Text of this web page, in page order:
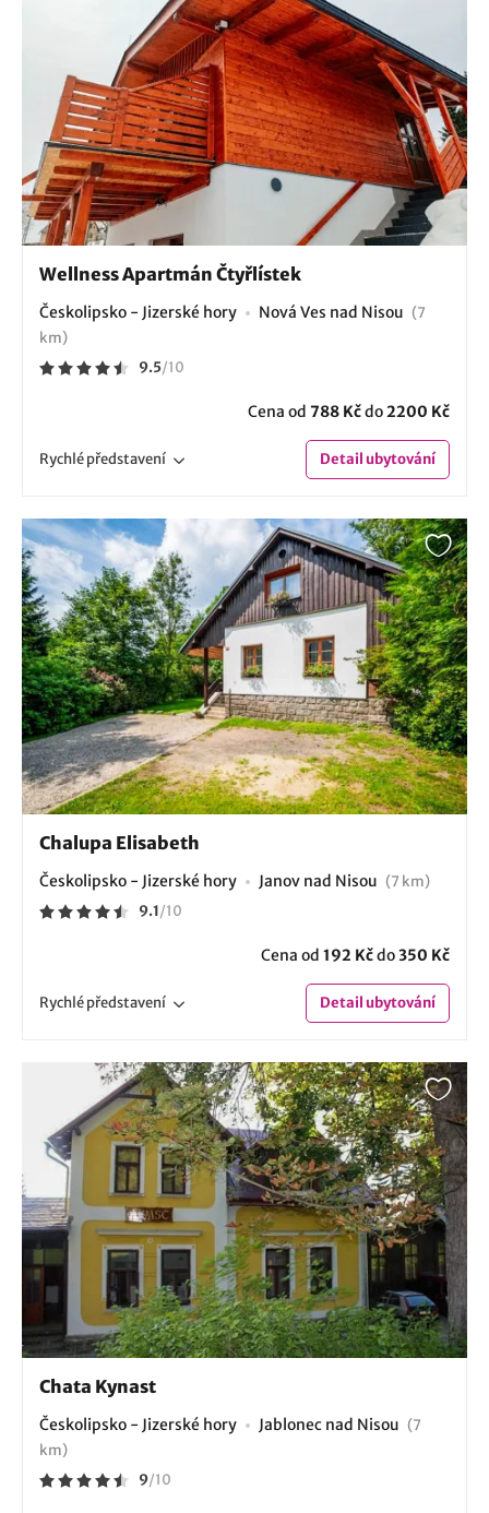
Wellness Apartmán Čtyřlístek
Českolipsko - Jizerské hory Nová Ves nad Nisou (7
km)
9.5/10
Cena od 788 Kčdo2200 Kč
Rychlépředstavení Detailubytování
Chalupa Elisabeth
Českolipsko - Jizerské hory Janov nad Nisou (7 km)
9.1/10
Cena od 192 Kčdo350 Kč
Rychlépředstavení Detailubytování
Chata Kynast
Českolipsko - Jizerské hory Jablonec nad Nisou (7
km)
9/10